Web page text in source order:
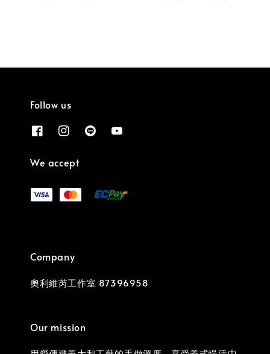
Follow us
We accept
Company
奧利維芮工作室 87396958
Our mission